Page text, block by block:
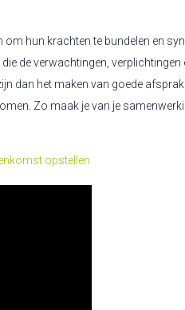
hun krachten te bundelen en
de verwachtingen, verplichtingen
dan het maken van goede
Zo maak je van je
opstellen